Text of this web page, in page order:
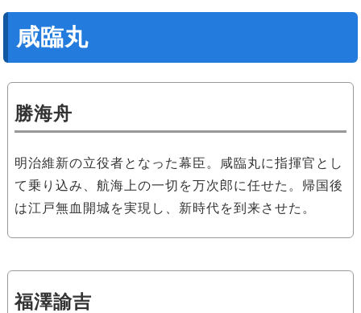
咸臨丸
勝海舟
明治維新の立役者となった幕臣。咸臨丸に指揮官とし
て乗り込み、航海上の一切を万次郎に任せた。帰国後
は江戸無血開城を実現し、新時代を到来させた。
福澤諭吉